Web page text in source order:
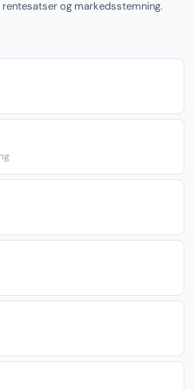
og markedsstemning.